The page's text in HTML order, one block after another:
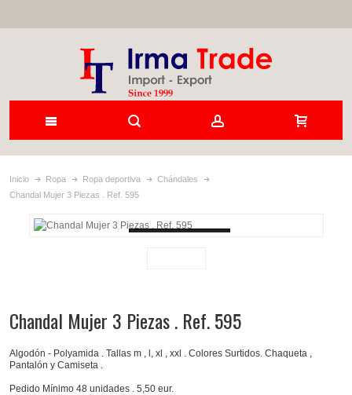
Inicio Ropa Ropa deportiva
Chándales
Chandal Mujer 3 Piezas . Ref. 595
Chandal Mujer 3 Piezas . Ref. 595
Algodón - Polyamida . Tallas m , l, xl , xxl . Colores Surtidos. Chaqueta ,
Pantalón y Camiseta .
Pedido Mínimo 48 unidades . 5,50 eur.